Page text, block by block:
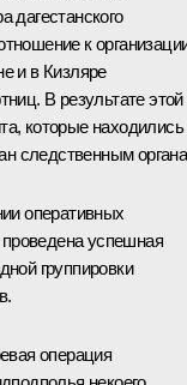
дагестанского
к
и в Кизляре
В результате этой
которые находились
следственным
оперативных
успешная
группировки
операция